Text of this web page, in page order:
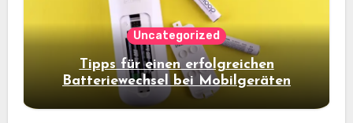
Uncategorized
Tipps für einen erfolgreichen
Batteriewechsel bei Mobilgeräten